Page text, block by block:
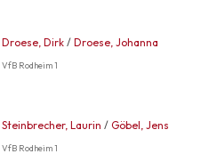
Droese, Dirk/ Droese, Johanna
VfB Rodheim 1
Steinbrecher, Laurin / Göbel, Jens
VfB Rodheim 1